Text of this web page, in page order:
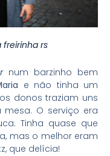
rs
num barzinho bem
e não tinha um
donos traziam uns
O serviço era
Tinha quase que
mas o melhor eram
que delícia!